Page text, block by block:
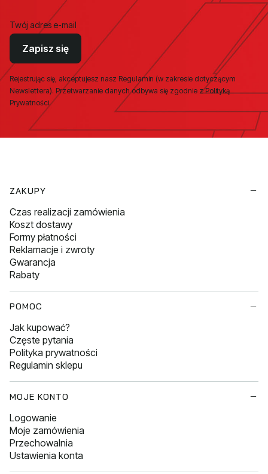
Twój adres e-mail
Zapisz się
Rejestrując się, akceptujesz nasz Regulamin (w zakresie dotyczącym
Newslettera). Przetwarzanie danych odbywa się zgodnie z Polityką
Prywatności.
ZAKUPY
Czas realizacji zamówienia
Koszt dostawy
Formy płatności
Reklamacje i zwroty
Gwarancja
Rabaty
POMOC
Jak kupować?
Częste pytania
Polityka prywatności
Regulamin sklepu
MOJE KONTO
Logowanie
Moje zamówienia
Przechowalnia
Ustawienia konta